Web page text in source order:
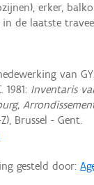
erker,
de laatste
van
1981: Inventaris
Brussel - Gent.
gesteld door: